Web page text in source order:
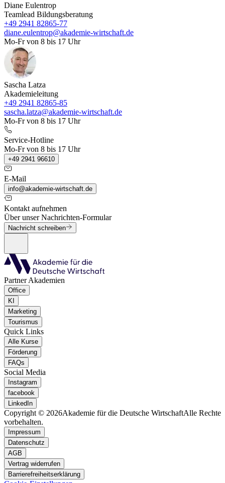
Diane Eulentrop
Teamlead Bildungsberatung
+49 2941 82865-77
diane.eulentrop@akademie-wirtschaft.de
Mo-Fr von 8 bis 17 Uhr
Sascha Latza
Akademieleitung
+49 2941 82865-85
sascha.latza@akademie-wirtschaft.de
Mo-Fr von 8 bis 17 Uhr
Service-Hotline
Mo-Fr von 8 bis 17 Uhr
+49 2941 96610
E-Mail
info@akademie-wirtschaft.de
Kontakt aufnehmen
Über unser Nachrichten-Formular
Nachricht schreiben
Partner Akademien
Office
KI
Marketing
Tourismus
Quick Links
Alle Kurse
Förderung
FAQs
Social Media
Instagram
facebook
LinkedIn
Copyright © 2026Akademie für die Deutsche WirtschaftAlle Rechte
vorbehalten.
Impressum
Datenschutz
AGB
Vertrag widerrufen
Barrierefreiheitserklärung